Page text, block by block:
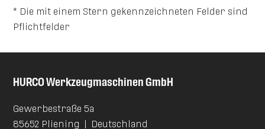
* Die mit einem Stern gekennzeichneten Felder sind
Pflichtfelder
HURCOWerkzeugmaschinen GmbH
Gewerbestraße 5a
85652 Pliening | Deutschland